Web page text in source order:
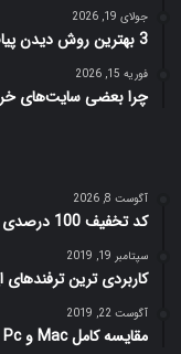
جولای 19, 2026
3 بهترین روش دیدن پیام های حذف شده اینستاگرام در ایفون
فوریه 15, 2026
چرا بعضی سایت‌های
آگوست 8, 2026
کد تخفیف 100 درصدی میهن وب هاست واقعی است؟
سپتامبر 19, 2019
کاربردی ترین
آگوست 22, 2019
مقایسه کامل Mac و Pc به همراه مزایا و معایب هر کدام